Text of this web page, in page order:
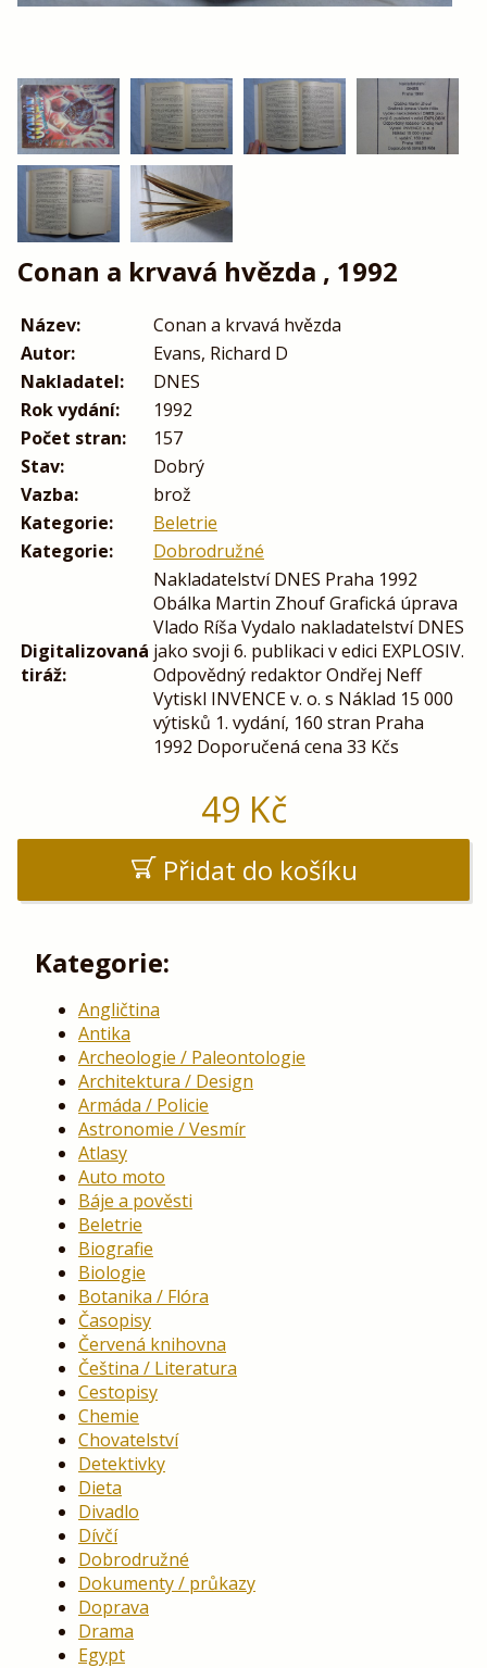
Conan a krvavá hvězda , 1992
Název:
Conan a krvavá hvězda
Autor:
Evans, Richard D
Nakladatel:
DNES
Rok vydání:
1992
Počet stran:
157
Stav:
Dobrý
Vazba:
brož
Kategorie:
Beletrie
Kategorie:
Dobrodružné
Digitalizovaná
tiráž:
Nakladatelství DNES Praha 1992
Obálka Martin Zhouf Grafická úprava
Vlado Ríša Vydalo nakladatelství DNES
jako svoji 6. publikaci v edici EXPLOSIV.
Odpovědný redaktor Ondřej Neff
Vytiskl INVENCE v. o. s Náklad 15 000
výtisků 1. vydání, 160 stran Praha
1992 Doporučená cena 33 Kčs
49 Kč
Přidat do košíku
Kategorie:
Angličtina
Antika
Archeologie / Paleontologie
Architektura / Design
Armáda / Policie
Astronomie / Vesmír
Atlasy
Auto moto
Báje a pověsti
Beletrie
Biografie
Biologie
Botanika / Flóra
Časopisy
Červená knihovna
Čeština / Literatura
Cestopisy
Chemie
Chovatelství
Detektivky
Dieta
Divadlo
Dívčí
Dobrodružné
Dokumenty / průkazy
Doprava
Drama
Egypt